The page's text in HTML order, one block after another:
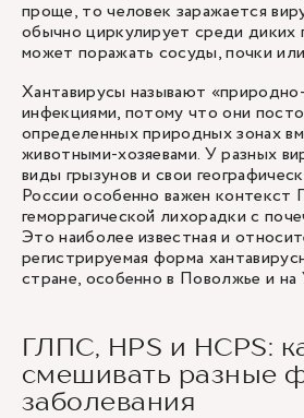
проще, то человек заражается
обычно циркулирует среди диких
может поражать сосуды, почки или
Хантавирусы называют
инфекциями, потому что они
определенных природных зонах
животными-хозяевами. У разных
виды грызунов и свои
России особенно важен
геморрагической лихорадки с
Это наиболее известная и
регистрируемая форма
стране, особенно в Поволжье и на
ГЛПС, HPS и HCPS:
смешивать разные
заболевания